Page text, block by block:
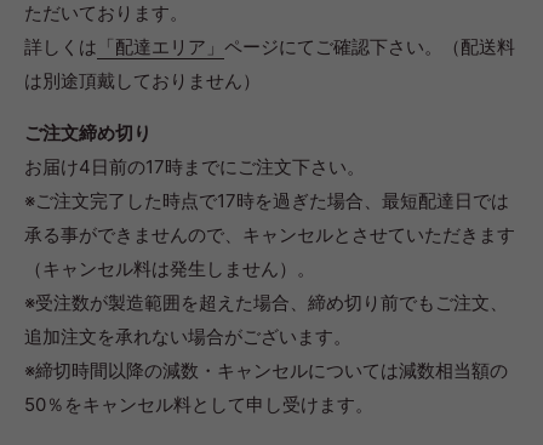
ただいております。
詳しくは 「配達エリア」 ページにてご確認下さい。（配送料
は別途頂戴しておりません）
ご注文締め切り
お届け4日前の17時までにご注文下さい。
※ご注文完了した時点で17時を過ぎた場合、最短配達日では
承る事ができませんので、キャンセルとさせていただきます
（キャンセル料は発生しません）。
※受注数が製造範囲を超えた場合、締め切り前でもご注文、
追加注文を承れない場合がございます。
※締切時間以降の減数・キャンセルについては減数相当額の
50％をキャンセル料として申し受けます。